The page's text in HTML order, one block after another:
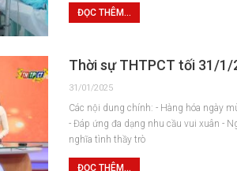
ĐỌC THÊM...
Thời sự THTPCT tối 31/1/
31/01/2025
Các nội dung chính: - Hàng hóa ngày
- Đáp ứng đa dạng nhu cầu vui xuân -
nghĩa tình thầy trò
ĐỌC THÊM...